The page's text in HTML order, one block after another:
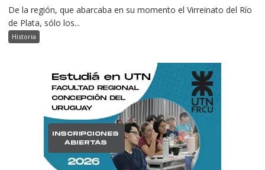
De la región, que abarcaba en su momento el Virreinato del Río
de Plata, sólo los...
Historia